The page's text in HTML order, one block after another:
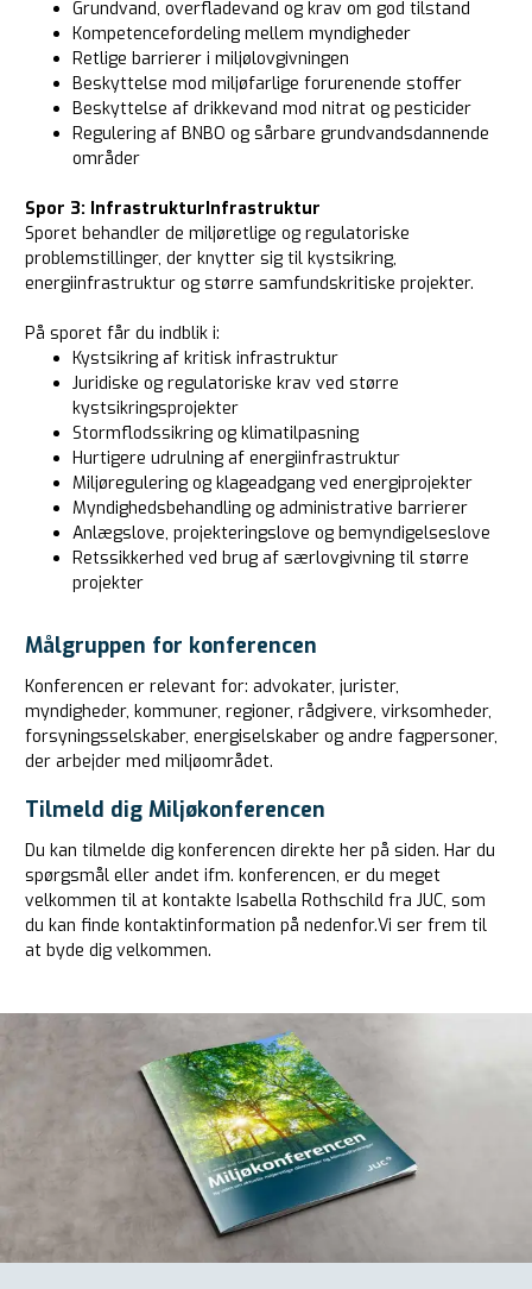
Grundvand, overfladevand og krav om god tilstand
Kompetencefordeling mellem myndigheder
Retlige barrierer i miljølovgivningen
Beskyttelse mod miljøfarlige forurenende stoffer
Beskyttelse af drikkevand mod nitrat og pesticider
Regulering af BNBO og sårbare grundvandsdannende
områder
Spor 3: InfrastrukturInfrastruktur
Sporet behandler de miljøretlige og regulatoriske
problemstillinger, der knytter sig til kystsikring,
energiinfrastruktur og større samfundskritiske projekter.
På sporet får du indblik i:
Kystsikring af kritisk infrastruktur
Juridiske og regulatoriske krav ved større
kystsikringsprojekter
Stormflodssikring og klimatilpasning
Hurtigere udrulning af energiinfrastruktur
Miljøregulering og klageadgang ved energiprojekter
Myndighedsbehandling og administrative barrierer
Anlægslove, projekteringslove og bemyndigelseslove
Retssikkerhed ved brug af særlovgivning til større
projekter
Målgruppen for konferencen
Konferencen er relevant for: advokater, jurister,
myndigheder, kommuner, regioner, rådgivere, virksomheder,
forsyningsselskaber, energiselskaber og andre fagpersoner,
der arbejder med miljøområdet.
Tilmeld dig Miljøkonferencen
Du kan tilmelde dig konferencen direkte her på siden. Har du
spørgsmål eller andet ifm. konferencen, er du meget
velkommen til at kontakte Isabella Rothschild fra JUC, som
du kan finde kontaktinformation på nedenfor.Vi ser frem til
at byde dig velkommen.